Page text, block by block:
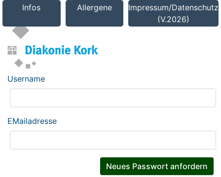
Infos Allergene
Impressum/Datenschutz
(V.2026)
Username
EMailadresse
Neues Passwort anfordern